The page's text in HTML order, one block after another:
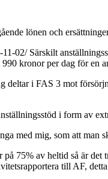
lönen och
02/ Särskilt
kronor per dag för en
deltar i FAS 3 mot
i form av
med mig, som att man
på 75% av heltid så är
till AF,